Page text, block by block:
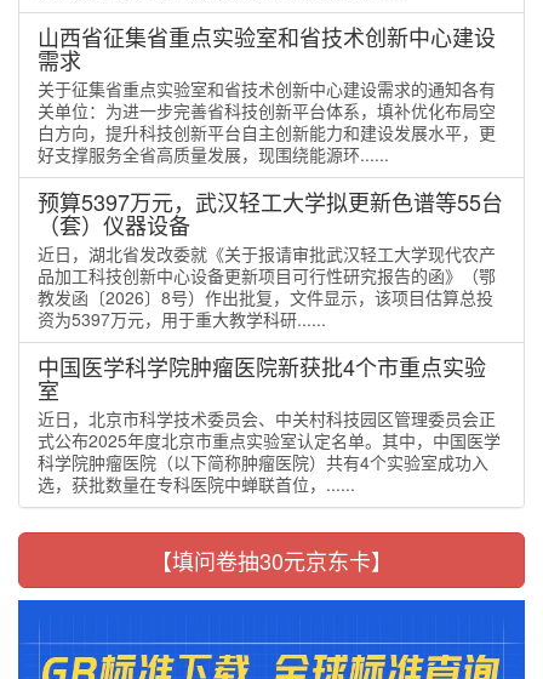
山西省征集省重点实验室和省技术创新中心建设
需求
关于征集省重点实验室和省技术创新中心建设需求的通知各有
关单位：为进一步完善省科技创新平台体系，填补优化布局空
白方向，提升科技创新平台自主创新能力和建设发展水平，更
好支撑服务全省高质量发展，现围绕能源环......
预算5397万元，武汉轻工大学拟更新色谱等55台
（套）仪器设备
近日，湖北省发改委就《关于报请审批武汉轻工大学现代农产
品加工科技创新中心设备更新项目可行性研究报告的函》（鄂
教发函〔2026〕8号）作出批复，文件显示，该项目估算总投
资为5397万元，用于重大教学科研......
中国医学科学院肿瘤医院新获批4个市重点实验
室
近日，北京市科学技术委员会、中关村科技园区管理委员会正
式公布2025年度北京市重点实验室认定名单。其中，中国医学
科学院肿瘤医院（以下简称肿瘤医院）共有4个实验室成功入
选，获批数量在专科医院中蝉联首位，......
【填问卷抽30元京东卡】